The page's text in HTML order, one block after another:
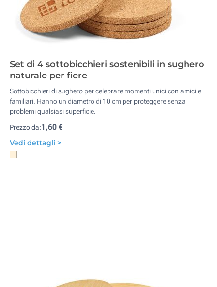
Set di 4 sottobicchieri sostenibili in sughero
naturale per fiere
Sottobicchieri di sughero per celebrare momenti unici con amici e
familiari. Hanno un diametro di 10 cm per proteggere senza
problemi qualsiasi superficie.
Prezzo da:1,60 €
Vedi dettagli >